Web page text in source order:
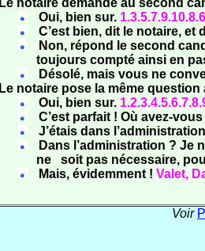
Le notaire demande au second
Oui, bien sur.
C’est bien, dit le notaire, et
Non, répond le second
toujours compté ainsi en
Désolé, mais vous ne
Le notaire pose la même
Oui, bien sur.
C’est parfait ! Où avez-
J’étais dans
Dans l’administration ? Je
ne
soit pas nécessaire,
Mais, évidemment ! Valet,
Voir